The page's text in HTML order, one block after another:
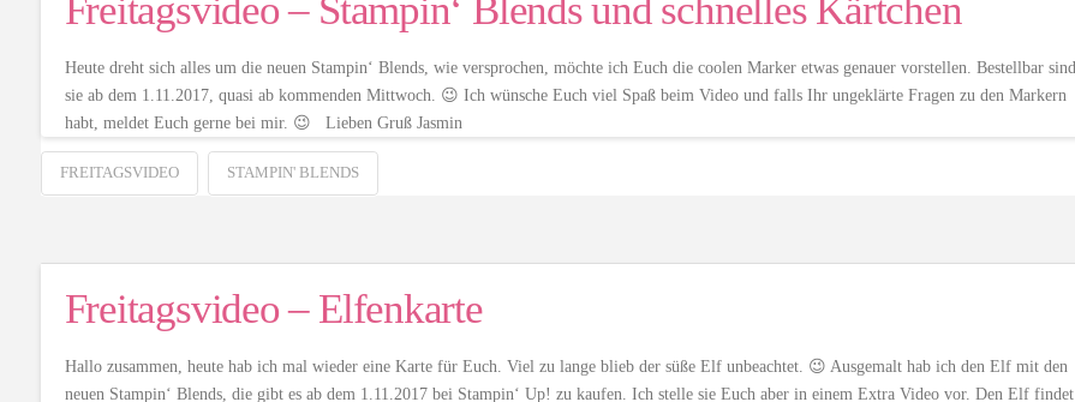
Freitagsvideo – Stampin‘ Blends und schnelles Kärtchen
Heute dreht sich alles um die neuen Stampin‘ Blends, wie versprochen, möchte ich Euch die coolen Marker etwas genauer vorstellen. Bestellbar sind
sie ab dem 1.11.2017, quasi ab kommenden Mittwoch. 😉 Ich wünsche Euch viel Spaß beim Video und falls Ihr ungeklärte Fragen zu den Markern
habt, meldet Euch gerne bei mir. 😉 Lieben Gruß Jasmin
FREITAGSVIDEO STAMPIN' BLENDS
Freitagsvideo – Elfenkarte
Hallo zusammen, heute hab ich mal wieder eine Karte für Euch. Viel zu lange blieb der süße Elf unbeachtet. 😉 Ausgemalt hab ich den Elf mit den
neuen Stampin‘ Blends, die gibt es ab dem 1.11.2017 bei Stampin‘ Up! zu kaufen. Ich stelle sie Euch aber in einem Extra Video vor. Den Elf findet